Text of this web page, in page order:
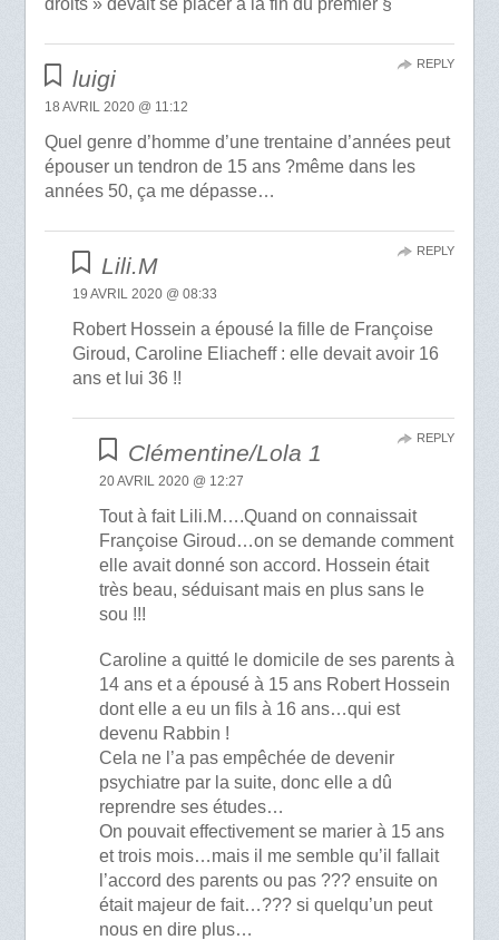
luigi
18 AVRIL 2020 @ 11:12
Quel genre d’homme d’une trentaine d’années peut
épouser un tendron de 15 ans ?même dans les
années 50, ça me dépasse…
REPLY
Lili.M
19 AVRIL 2020 @ 08:33
Robert Hossein a épousé la fille de Françoise
Giroud, Caroline Eliacheff : elle devait avoir 16
ans et lui 36 !!
REPLY
Clémentine/Lola 1
20 AVRIL 2020 @ 12:27
Tout à fait Lili.M….Quand on connaissait
Françoise Giroud…on se demande comment
elle avait donné son accord. Hossein était
très beau, séduisant mais en plus sans le
sou !!!
Caroline a quitté le domicile de ses parents à
14 ans et a épousé à 15 ans Robert Hossein
dont elle a eu un fils à 16 ans…qui est
devenu Rabbin !
Cela ne l’a pas empêchée de devenir
psychiatre par la suite, donc elle a dû
reprendre ses études…
On pouvait effectivement se marier à 15 ans
et trois mois…mais il me semble qu’il fallait
l’accord des parents ou pas ??? ensuite on
était majeur de fait…??? si quelqu’un peut
nous en dire plus…
REPLY